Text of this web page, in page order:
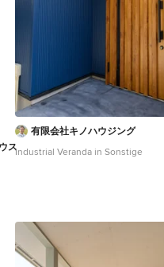
ス
有限会社キノハウジング
Industrial Veranda in Sonstige